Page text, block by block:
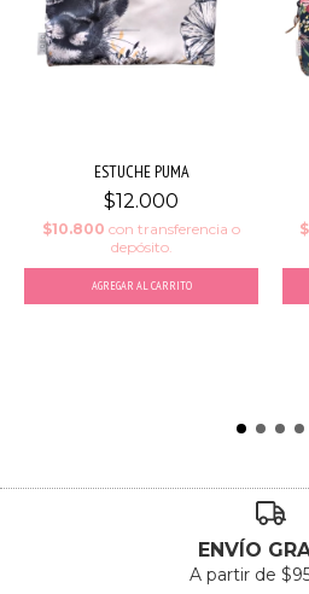
ESTUCHE PUMA
$12.000
$10.800 con transferencia o
depósito.
ENVÍO
A partir de